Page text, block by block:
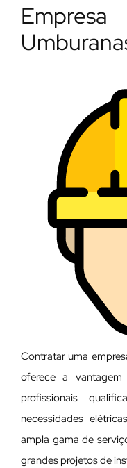
Contratar uma
oferece a
profissionais
necessidades
ampla gama de
grandes projetos de